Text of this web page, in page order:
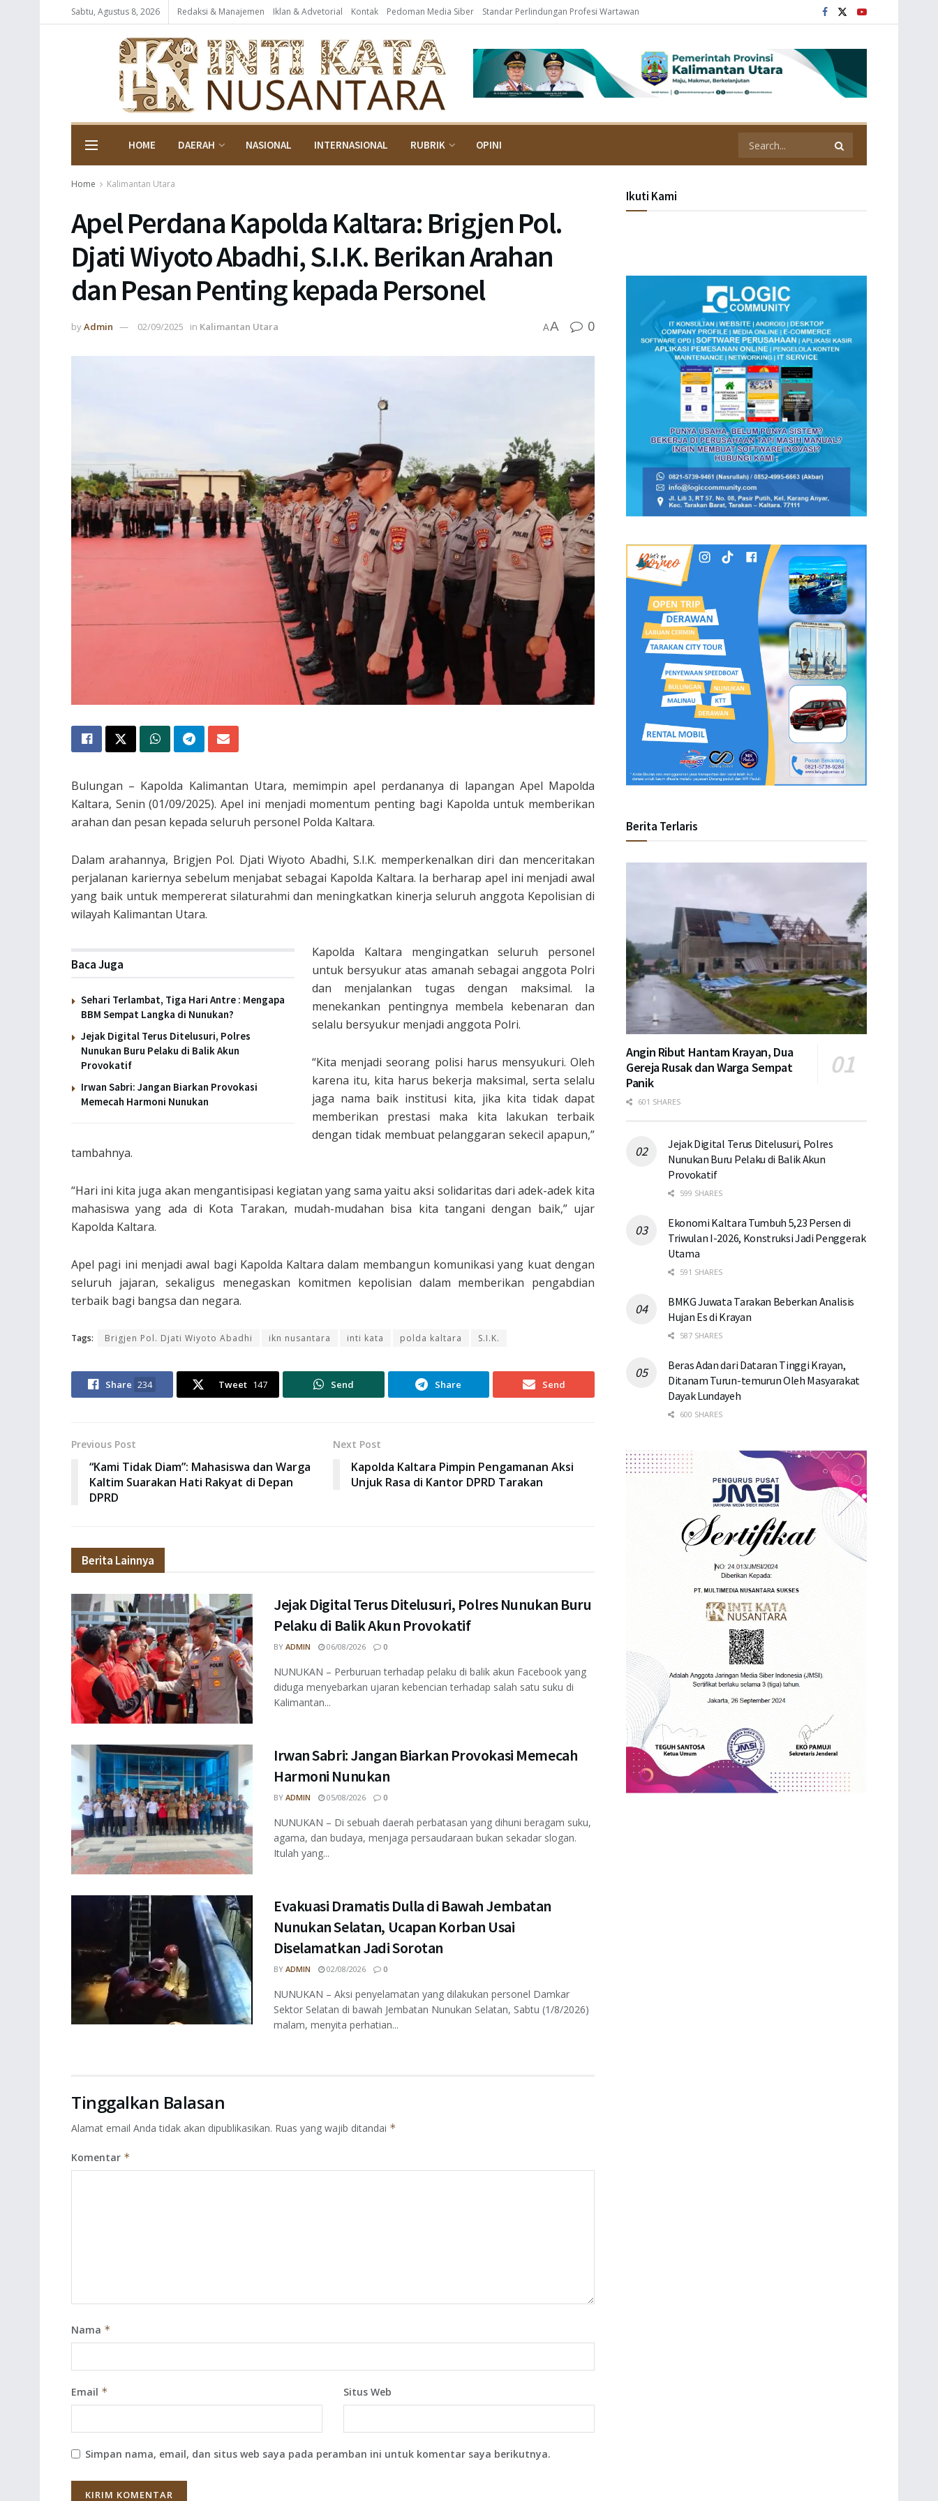
Sabtu, Agustus 8, 2026 Redaksi & Manajemen Iklan & Advetorial Kontak Pedoman Media Siber Standar Perlindungan Profesi Wartawan
HOME DAERAH NASIONAL INTERNASIONAL RUBRIK OPINI
Home Kalimantan Utara
Apel Perdana Kapolda Kaltara: Brigjen Pol.
Djati Wiyoto Abadhi, S.I.K. Berikan Arahan
dan Pesan Penting kepada Personel
byAdmin 02/09/2025 in Kalimantan Utara AA 0
Bulungan – Kapolda Kalimantan Utara, memimpin apel perdananya di lapangan Apel Mapolda
Kaltara, Senin (01/09/2025). Apel ini menjadi momentum penting bagi Kapolda untuk memberikan
arahan dan pesan kepada seluruh personel Polda Kaltara.
Dalam arahannya, Brigjen Pol. Djati Wiyoto Abadhi, S.I.K. memperkenalkan diri dan menceritakan
perjalanan kariernya sebelum menjabat sebagai Kapolda Kaltara. Ia berharap apel ini menjadi awal
yang baik untuk mempererat silaturahmi dan meningkatkan kinerja seluruh anggota Kepolisian di
wilayah Kalimantan Utara.
Baca Juga
Sehari Terlambat, Tiga Hari Antre : Mengapa
BBM Sempat Langka di Nunukan?
Jejak Digital Terus Ditelusuri, Polres
Nunukan Buru Pelaku di Balik Akun
Provokatif
Irwan Sabri: Jangan Biarkan Provokasi
Memecah Harmoni Nunukan
Kapolda Kaltara mengingatkan seluruh personel
untuk bersyukur atas amanah sebagai anggota Polri
dan menjalankan tugas dengan maksimal. Ia
menekankan pentingnya membela kebenaran dan
selalu bersyukur menjadi anggota Polri.
“Kita menjadi seorang polisi harus mensyukuri. Oleh
karena itu, kita harus bekerja maksimal, serta selalu
jaga nama baik institusi kita, jika kita tidak dapat
memberikan prestasi maka kita lakukan terbaik
dengan tidak membuat pelanggaran sekecil apapun,”
tambahnya.
“Hari ini kita juga akan mengantisipasi kegiatan yang sama yaitu aksi solidaritas dari adek-adek kita
mahasiswa yang ada di Kota Tarakan, mudah-mudahan bisa kita tangani dengan baik,” ujar
Kapolda Kaltara.
Apel pagi ini menjadi awal bagi Kapolda Kaltara dalam membangun komunikasi yang kuat dengan
seluruh jajaran, sekaligus menegaskan komitmen kepolisian dalam memberikan pengabdian
terbaik bagi bangsa dan negara.
Tags: Brigjen Pol. Djati Wiyoto Abadhi ikn nusantara inti kata polda kaltara S.I.K.
Share 234 Tweet 147 Send Share Send
Previous Post
“Kami Tidak Diam”: Mahasiswa dan Warga
Kaltim Suarakan Hati Rakyat di Depan
DPRD
Next Post
Kapolda Kaltara Pimpin Pengamanan Aksi
Unjuk Rasa di Kantor DPRD Tarakan
Berita Lainnya
Jejak Digital Terus Ditelusuri, Polres Nunukan Buru
Pelaku di Balik Akun Provokatif
BY ADMIN 06/08/2026 0
NUNUKAN – Perburuan terhadap pelaku di balik akun Facebook yang
diduga menyebarkan ujaran kebencian terhadap salah satu suku di
Kalimantan...
Irwan Sabri: Jangan Biarkan Provokasi Memecah
Harmoni Nunukan
BY ADMIN 05/08/2026 0
NUNUKAN – Di sebuah daerah perbatasan yang dihuni beragam suku,
agama, dan budaya, menjaga persaudaraan bukan sekadar slogan.
Itulah yang...
Evakuasi Dramatis Dulla di Bawah Jembatan
Nunukan Selatan, Ucapan Korban Usai
Diselamatkan Jadi Sorotan
BY ADMIN 02/08/2026 0
NUNUKAN – Aksi penyelamatan yang dilakukan personel Damkar
Sektor Selatan di bawah Jembatan Nunukan Selatan, Sabtu (1/8/2026)
malam, menyita perhatian...
Tinggalkan Balasan
Alamat email Anda tidak akan dipublikasikan. Ruas yang wajib ditandai *
Komentar *
Nama *
Email * Situs Web
Simpan nama, email, dan situs web saya pada peramban ini untuk komentar saya berikutnya.
Ikuti Kami
Berita Terlaris
Angin Ribut Hantam Krayan, Dua
Gereja Rusak dan Warga Sempat
Panik
601 SHARES
Jejak Digital Terus Ditelusuri, Polres
Nunukan Buru Pelaku di Balik Akun
Provokatif
599 SHARES
Ekonomi Kaltara Tumbuh 5,23 Persen di
Triwulan I-2026, Konstruksi Jadi Penggerak
Utama
591 SHARES
BMKG Juwata Tarakan Beberkan Analisis
Hujan Es di Krayan
587 SHARES
Beras Adan dari Dataran Tinggi Krayan,
Ditanam Turun-temurun Oleh Masyarakat
Dayak Lundayeh
600 SHARES